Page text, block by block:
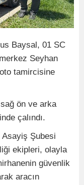
Baysal, 01 SC
Seyhan
tamircisine
ön ve arka
çalındı.
Şubesi
ekipleri, olayla
güvenlik
aracın